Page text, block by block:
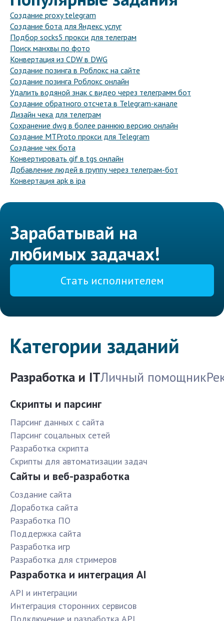
Создание proxy telegram
Создание бота для Яндекс услуг
Подбор socks5 прокси для телеграм
Поиск манхвы по фото
Конвертация из CDW в DWG
Создание позинга в Роблокс на сайте
Создание позинга Роблокс онлайн
Удалить водяной знак с видео через телеграмм бот
Создание обратного отсчета в Telegram-канале
Дизайн чека для телеграм
Сохранение dwg в более раннюю версию онлайн
Создание MTProto прокси для Telegram
Создание чек бота
Конвертировать gif в tgs онлайн
Добавление людей в группу через телеграм-бот
Конвертация apk в ipa
Зарабатывай на
любимых задачах!
Стать исполнителем
Категории заданий
Разработка и ITЛичный помощник
Скрипты и парсинг
Парсинг данных с сайта
Парсинг соцальных сетей
Разработка скрипта
Скрипты для автоматизации задач
Сайты и веб-разработка
Создание сайта
Доработка сайта
Разработка ПО
Поддержка сайта
Разработка игр
Разработка для стримеров
Разработка и интеграция AI
API и интеграции
Интеграция сторонних сервисов